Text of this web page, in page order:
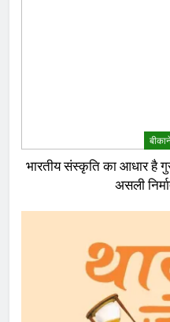
भारतीय संस्कृति का आधार है
असली